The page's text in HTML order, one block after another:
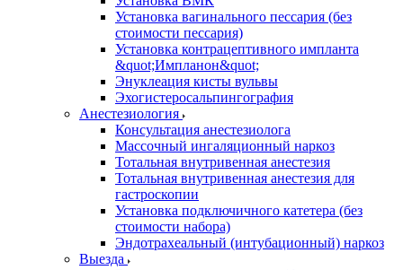
Установка вагинального пессария (без
стоимости пессария)
Установка контрацептивного импланта
&quot;Импланон&quot;
Энуклеация кисты вульвы
Эхогистеросальпингография
Анестезиология
Консультация анестезиолога
Массочный ингаляционный наркоз
Тотальная внутривенная анестезия
Тотальная внутривенная анестезия для
гастроскопии
Установка подключичного катетера (без
стоимости набора)
Эндотрахеальный (интубационный) наркоз
Выезда